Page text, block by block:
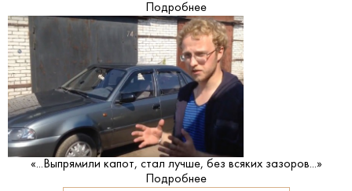
Подробнее
«...Выпрямили капот, стал лучше, без всяких зазоров...»
Подробнее